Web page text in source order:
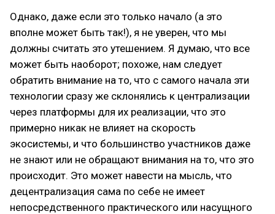
Однако, даже если это только начало (а это
вполне может быть так!), я не уверен, что мы
должны считать это утешением. Я думаю, что все
может быть наоборот; похоже, нам следует
обратить внимание на то, что с самого начала эти
технологии сразу же склонялись к централизации
через платформы для их реализации, что это
примерно никак не влияет на скорость
экосистемы, и что большинство участников даже
не знают или не обращают внимания на то, что это
происходит. Это может навести на мысль, что
децентрализация сама по себе не имеет
непосредственного практического или насущного